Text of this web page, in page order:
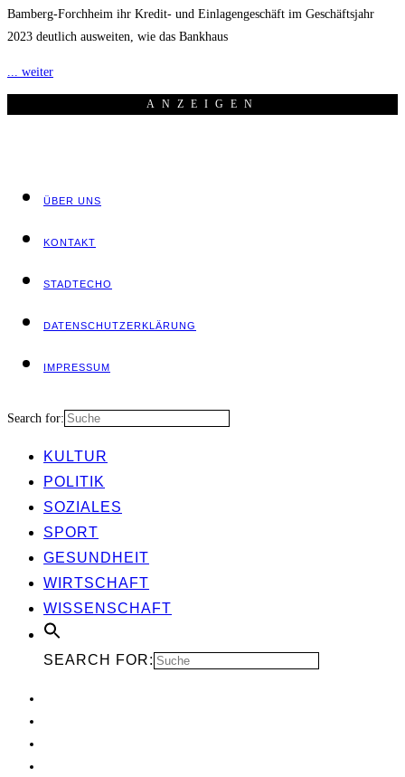
Bamberg-Forchheim ihr Kredit- und Einlagengeschäft im Geschäftsjahr
2023 deutlich ausweiten, wie das Bankhaus
... weiter
ANZEI­GEN
ÜBER UNS
KON­TAKT
STADT­ECHO
DATEN­SCHUTZ­ER­KLÄ­RUNG
IMPRES­SUM
Search for:
KUL­TUR
POLI­TIK
SOZIA­LES
SPORT
GESUND­HEIT
WIRT­SCHAFT
WIS­SEN­SCHAFT
SEARCH FOR: